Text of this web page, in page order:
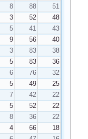
8 88
51
3 52
48
5 41
43
9 56
40
3 83
38
5 83
36
6 76
32
5 49
25
7 42
22
5 52
22
8 36
22
4 66
18